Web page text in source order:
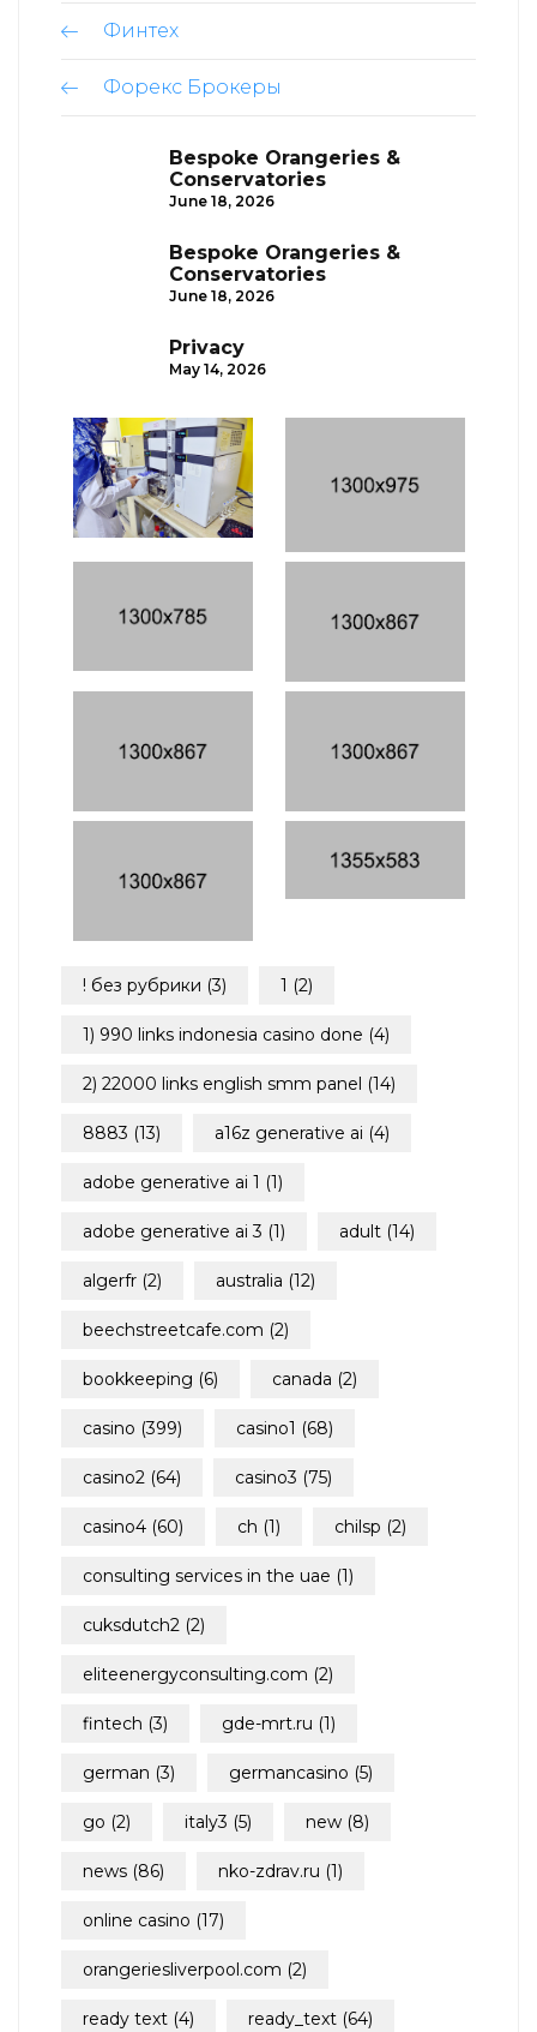
Финтех
Форекс Брокеры
Bespoke Orangeries &
Conservatories
June 18, 2026
Bespoke Orangeries &
Conservatories
June 18, 2026
Privacy
May 14, 2026
! без рубрики (3) 1 (2)
1) 990 links indonesia casino done (4)
2) 22000 links english smm panel (14)
8883 (13) a16z generative ai (4)
adobe generative ai 1 (1)
adobe generative ai 3 (1) adult (14)
algerfr (2) australia (12)
beechstreetcafe.com (2)
bookkeeping (6) canada (2)
casino (399) casino1 (68)
casino2 (64) casino3 (75)
casino4 (60) ch (1) chilsp (2)
consulting services in the uae (1)
cuksdutch2 (2)
eliteenergyconsulting.com (2)
fintech (3) gde-mrt.ru (1)
german (3) germancasino (5)
go (2) italy3 (5) new (8)
news (86) nko-zdrav.ru (1)
online casino (17)
orangeriesliverpool.com (2)
ready text (4) ready_text (64)